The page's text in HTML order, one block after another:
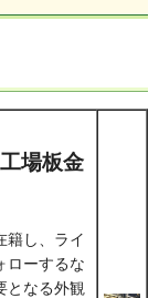
場板金
籍し、ライ
ローするな
となる外観